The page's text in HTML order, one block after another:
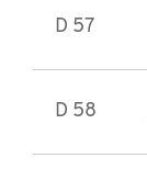
D 57
D 58